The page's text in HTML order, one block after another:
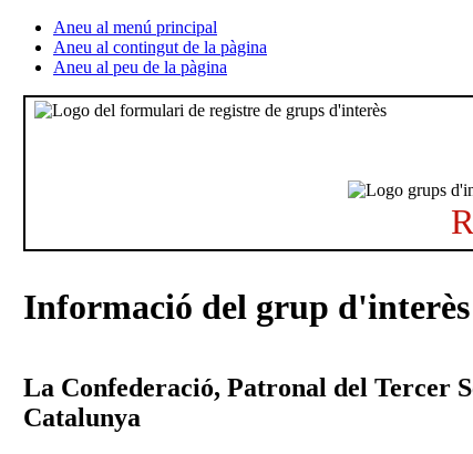
Aneu al menú principal
Aneu al contingut de la pàgina
Aneu al peu de la pàgina
Informació del grup d'interès
La Confederació, Patronal del Tercer
Catalunya